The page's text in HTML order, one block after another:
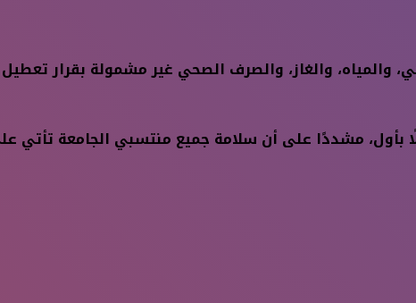
والمياه، والغاز، والصرف الصحي غير مشمولة بقرار
بأول، مشددًا على أن سلامة جميع منتسبي الجامعة تأتي